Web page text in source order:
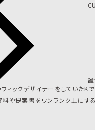
誰
ィックデザイナーをしていたKで
や提案書をワンランク上にす